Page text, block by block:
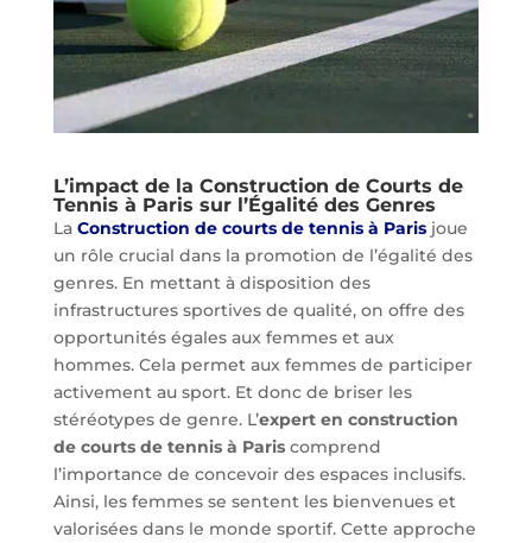
L’impact de la Construction de Courts de
Tennis à Paris sur l’Égalité des Genres
La Construction de courts de tennis à Parisjoue
un rôle crucial dans la promotion de l’égalité des
genres. En mettant à disposition des
infrastructures sportives de qualité, on offre des
opportunités égales aux femmes et aux
hommes. Cela permet aux femmes de participer
activement au sport. Et donc de briser les
stéréotypes de genre. L’expert en construction
de courts de tennis à Pariscomprend
l’importance de concevoir des espaces inclusifs.
Ainsi, les femmes se sentent les bienvenues et
valorisées dans le monde sportif. Cette approche